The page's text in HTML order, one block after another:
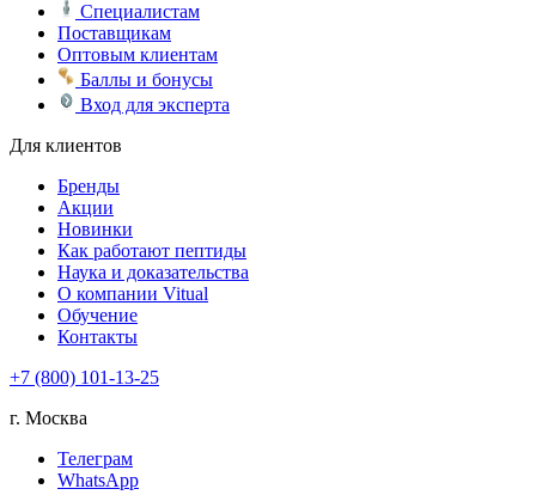
Специалистам
Поставщикам
Оптовым клиентам
Баллы и бонусы
Вход для эксперта
Для клиентов
Бренды
Акции
Новинки
Как работают пептиды
Наука и доказательства
О компании Vitual
Обучение
Контакты
+7 (800) 101-13-25
г. Москва
Телеграм
WhatsApp